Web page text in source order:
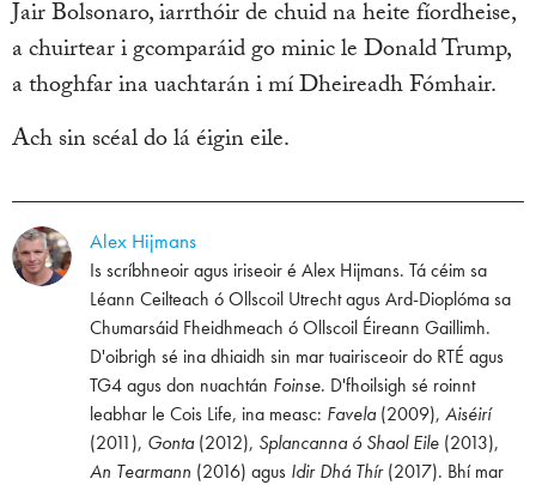
Jair Bolsonaro, iarrthóir de chuid na heite fíordheise,
a chuirtear i gcomparáid go minic le Donald Trump,
a thoghfar ina uachtarán i mí Dheireadh Fómhair.
Ach sin scéal do lá éigin eile.
Alex Hijmans
Is scríbhneoir agus iriseoir é Alex Hijmans. Tá céim sa
Léann Ceilteach ó Ollscoil Utrecht agus Ard-Dioplóma sa
Chumarsáid Fheidhmeach ó Ollscoil Éireann Gaillimh.
D'oibrigh sé ina dhiaidh sin mar tuairisceoir do RTÉ agus
TG4 agus don nuachtán Foinse. D'fhoilsigh sé roinnt
leabhar le Cois Life, ina measc: Favela(2009), Aiséirí
(2011), Gonta(2012), Splancanna ó Shaol Eile (2013),
An Tearmann (2016) agus Idir Dhá Thír(2017). Bhí mar